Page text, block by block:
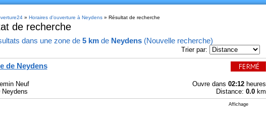
» Horaires d'ouverture à Neydens» Résultat de recherche
de recherche
dans une zone de 5 kmde Neydens(Nouvelle recherche)
Trier par:
de Neydens
Neuf
Neydens
Ouvre dans 02:12heures
Distance: 0.0km
Affichage